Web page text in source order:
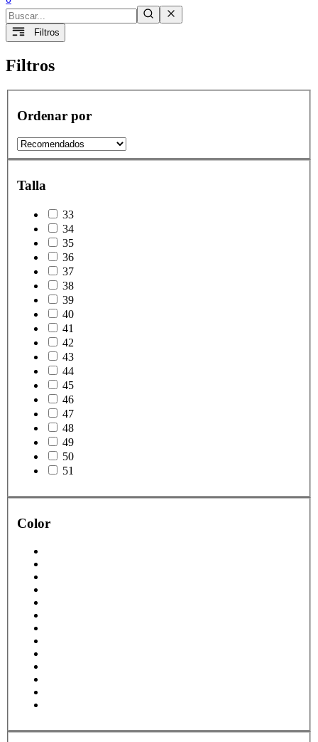
Filtros
Filtros
Ordenar por
Talla
33
34
35
36
37
38
39
40
41
42
43
44
45
46
47
48
49
50
51
Color